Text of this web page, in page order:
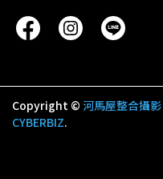
Copyright © 河馬屋整合攝影
CYBERBIZ.